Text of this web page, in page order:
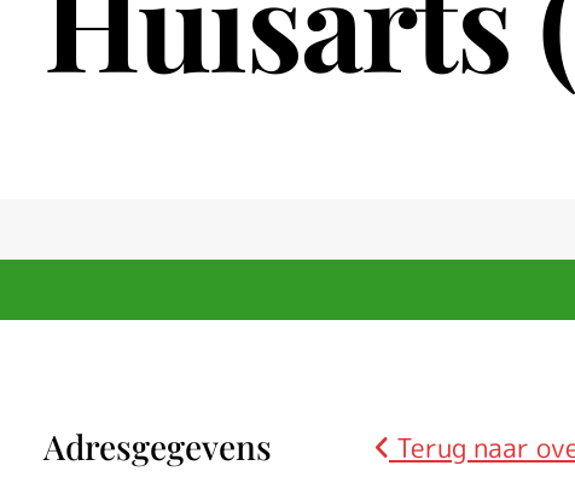
Terug naar
Adresgegevens